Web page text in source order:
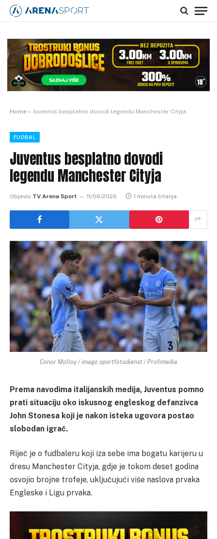
Home » Juventus besplatno dovodi legendu Manchester Cityja
FUDBAL
Juventus besplatno dovodi
legendu Manchester Cityja
Objavio TV Arena Sport 11/06/2026 1 minuta čitanja
Conor Molloy / imago sportfotodienst / Profimedia
Prema navodima italijanskih medija, Juventus pomno
prati situaciju oko iskusnog engleskog defanzivca
John Stonesa koji je nakon isteka ugovora postao
slobodan igrač.
Riječ je o fudbaleru koji iza sebe ima bogatu karijeru u
dresu Manchester Cityja, gdje je tokom deset godina
osvojio brojne trofeje, uključujući više naslova prvaka
Engleske i Ligu prvaka.